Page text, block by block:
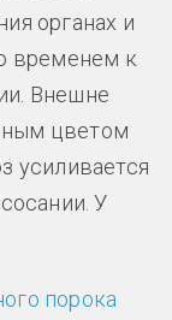
органах и
временем к
Внешне
цветом
усиливается
У
порока